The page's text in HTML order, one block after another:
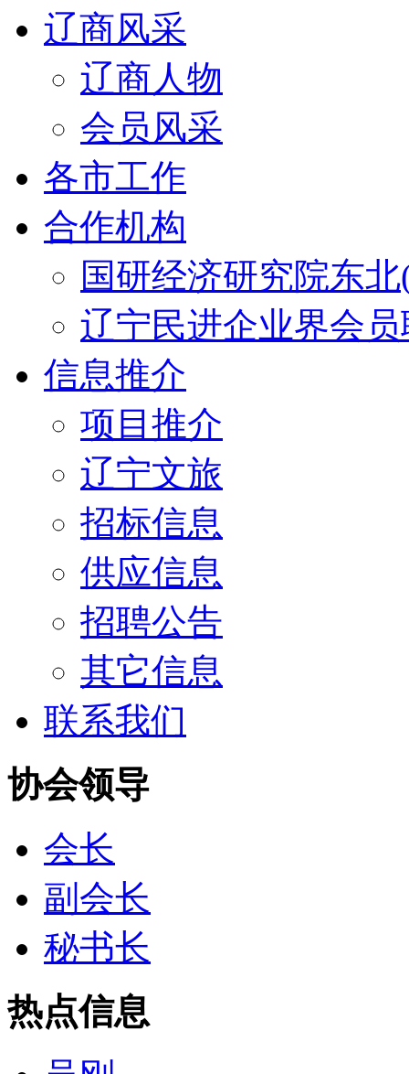
辽商风采
辽商人物
会员风采
各市工作
合作机构
国研经济研究院东
辽宁民进企业界会
信息推介
项目推介
辽宁文旅
招标信息
供应信息
招聘公告
其它信息
联系我们
协会领导
会长
副会长
秘书长
热点信息